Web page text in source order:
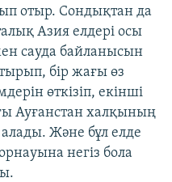
отыр. Сондықтан да
Азия елдері осы
сауда байланысын
бір жағы өз
өткізіп, екінші
Ауғанстан халқының
Және бұл елде
негіз бола